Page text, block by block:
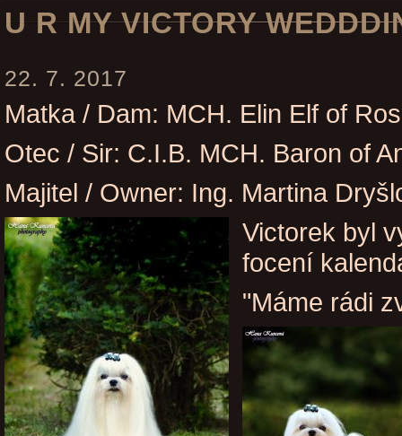
U R MY VICTORY
22. 7. 2017
Matka / Dam: MCH. Elin Elf of
Otec / Sir: C.I.B. MCH. Baron of
Majitel / Owner: Ing. Martina
Victorek byl
focení
"Máme rádi